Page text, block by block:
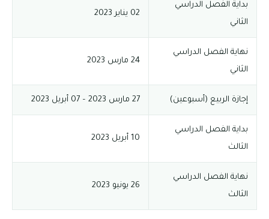
بداية الفصل الدراسي
الثاني
02 يناير 2023
نهاية الفصل الدراسي
الثاني
24 مارس 2023
إجازة الربيع (أسبوعين) 27 مارس 2023 – 07 أبريل 2023
بداية الفصل الدراسي
الثالث
10 أبريل 2023
نهاية الفصل الدراسي
الثالث
26 يونيو 2023